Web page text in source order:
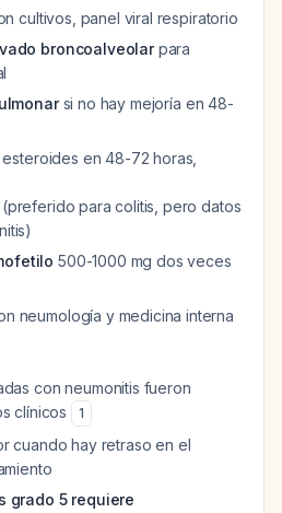
cultivos, panel viral respiratorio
broncoalveolarpara
si no hay mejoría en 48-
en 48-72 horas,
para colitis, pero datos
500-1000 mg dos veces
neumología y medicina interna
con neumonitis fueron
clínicos
1
cuando hay retraso en el
grado 5 requiere